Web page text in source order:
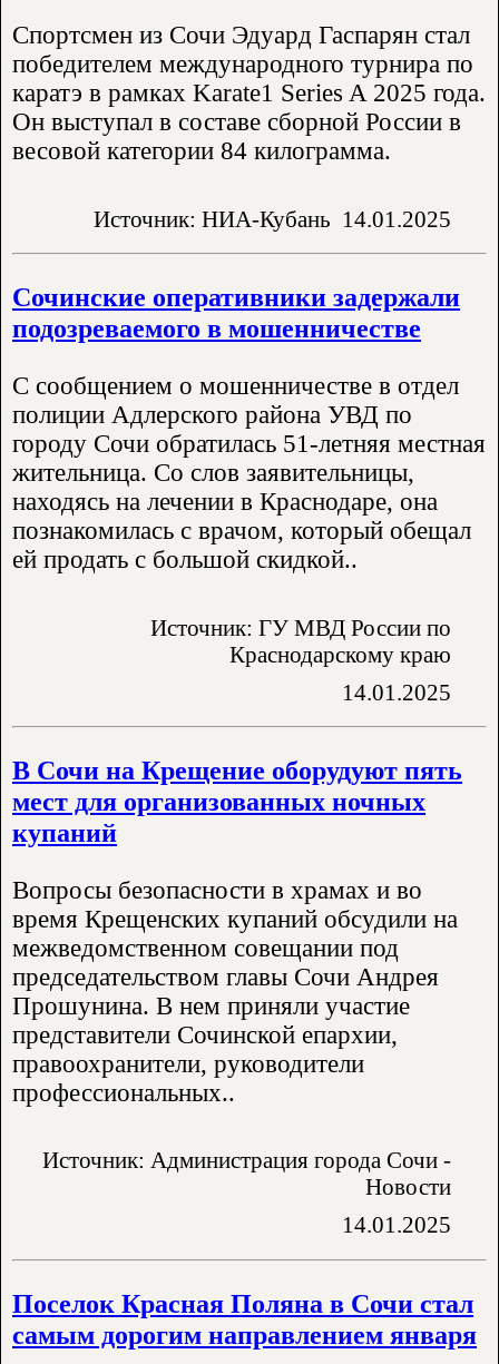
Спортсмен из Сочи Эдуард Гаспарян стал
победителем международного турнира по
каратэ в рамках Karate1 Series A 2025 года.
Он выступал в составе сборной России в
весовой категории 84 килограмма.
Источник: НИА-Кубань 14.01.2025
Сочинские оперативники задержали
подозреваемого в мошенничестве
С сообщением о мошенничестве в отдел
полиции Адлерского района УВД по
городу Сочи обратилась 51-летняя местная
жительница. Со слов заявительницы,
находясь на лечении в Краснодаре, она
познакомилась с врачом, который обещал
ей продать с большой скидкой..
Источник: ГУ МВД России по
Краснодарскому краю
14.01.2025
В Сочи на Крещение оборудуют пять
мест для организованных ночных
купаний
Вопросы безопасности в храмах и во
время Крещенских купаний обсудили на
межведомственном совещании под
председательством главы Сочи Андрея
Прошунина. В нем приняли участие
представители Сочинской епархии,
правоохранители, руководители
профессиональных..
Источник: Администрация города Сочи -
Новости
14.01.2025
Поселок Красная Поляна в Сочи стал
самым дорогим направлением января